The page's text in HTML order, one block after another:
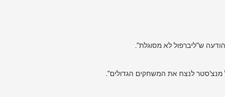
ש"ליברפול לא מסוגלת".
מנצ'סטר לנצח את המשחקים הגדולים".